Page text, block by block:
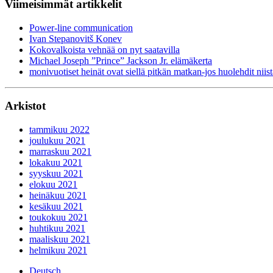
Viimeisimmät artikkelit
Power-line communication
Ivan Stepanovitš Konev
Kokovalkoista vehnää on nyt saatavilla
Michael Joseph ”Prince” Jackson Jr. elämäkerta
monivuotiset heinät ovat siellä pitkän matkan-jos huolehdit
Arkistot
tammikuu 2022
joulukuu 2021
marraskuu 2021
lokakuu 2021
syyskuu 2021
elokuu 2021
heinäkuu 2021
kesäkuu 2021
toukokuu 2021
huhtikuu 2021
maaliskuu 2021
helmikuu 2021
Deutsch